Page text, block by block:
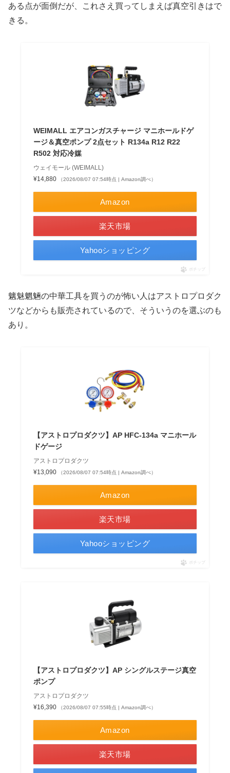
ある点が面倒だが、これさえ買ってしまえば真空引きはで
きる。
WEIMALL エアコンガスチャージ マニホールドゲ
ージ＆真空ポンプ 2点セット R134a R12 R22
R502 対応冷媒
ウェイモール (WEIMALL)
¥14,880
（2026/08/07 07:54時点 | Amazon調べ）
Amazon
楽天市場
Yahooショッピング
ポチップ
魑魅魍魎の中華工具を買うのが怖い人はアストロプロダク
ツなどからも販売されているので、そういうのを選ぶのも
あり。
【アストロプロダクツ】AP HFC-134a マニホール
ドゲージ
アストロプロダクツ
¥13,090
（2026/08/07 07:54時点 | Amazon調べ）
Amazon
楽天市場
Yahooショッピング
ポチップ
【アストロプロダクツ】AP シングルステージ真空
ポンプ
アストロプロダクツ
¥16,390
（2026/08/07 07:55時点 | Amazon調べ）
Amazon
楽天市場